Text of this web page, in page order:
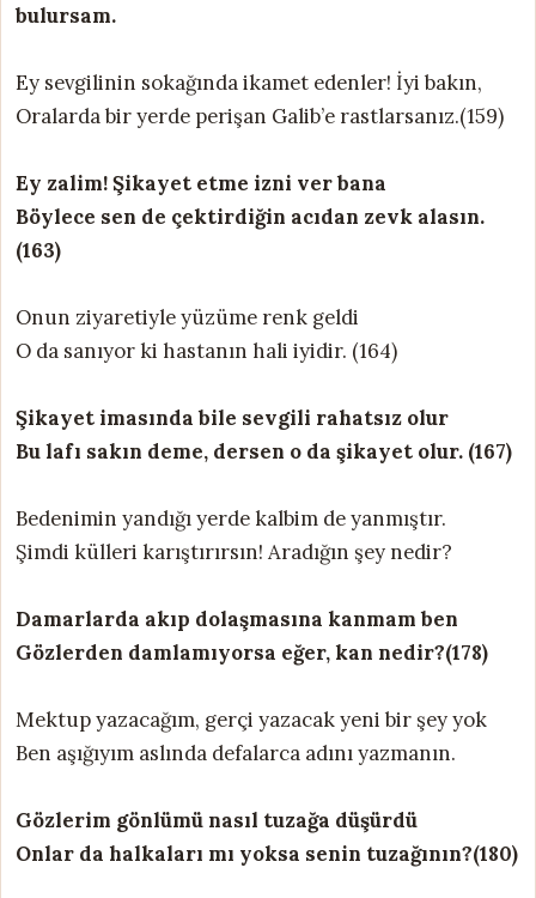
bulursam.
Ey sevgilinin sokağında ikamet edenler! İyi bakın,
Oralarda bir yerde perişan Galib’e rastlarsanız.(159)
Ey zalim! Şikayet etme izni ver bana
Böylece sen de çektirdiğin acıdan zevk alasın.
(163)
Onun ziyaretiyle yüzüme renk geldi
O da sanıyor ki hastanın hali iyidir. (164)
Şikayet imasında bile sevgili rahatsız olur
Bu lafı sakın deme, dersen o da şikayet olur. (167)
Bedenimin yandığı yerde kalbim de yanmıştır.
Şimdi külleri karıştırırsın! Aradığın şey nedir?
Damarlarda akıp dolaşmasına kanmam ben
Gözlerden damlamıyorsa eğer, kan nedir?(178)
Mektup yazacağım, gerçi yazacak yeni bir şey yok
Ben aşığıyım aslında defalarca adını yazmanın.
Gözlerim gönlümü nasıl tuzağa düşürdü
Onlar da halkaları mı yoksa senin tuzağının?(180)